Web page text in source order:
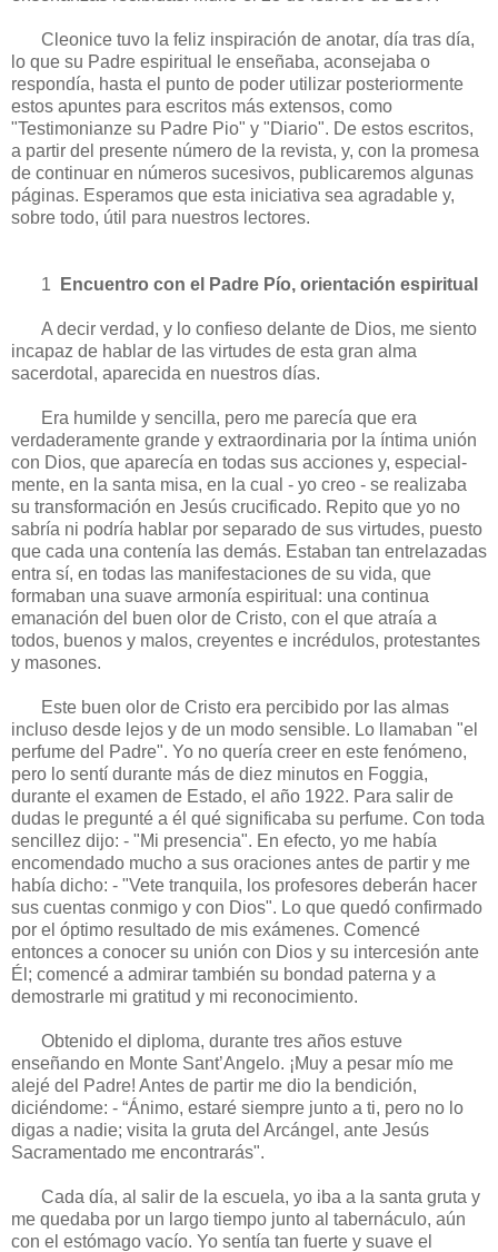
Cleonice tuvo la feliz inspiración de anotar, día tras día,
lo que su Padre espiritual le enseña­ba, aconsejaba o
respondía, hasta el punto de poder utilizar posteriormente
estos apuntes para escritos más extensos, como
"Testimonianze su Pa­dre Pio" y "Diario". De estos escritos,
a partir del presente número de la revista, y, con la promesa
de continuar en números sucesivos, publicaremos algunas
páginas. Esperamos que esta iniciativa sea agradable y,
sobre todo, útil para nuestros lectores.
1 Encuentro con el Padre Pío, orientación espiritual
A decir verdad, y lo confieso delante de Dios, me siento
incapaz de hablar de las virtudes de esta gran alma
sacerdotal, aparecida en nuestros días.
Era humilde y sencilla, pero me parecía que era
verdaderamente grande y extraordinaria por la íntima unión
con Dios, que aparecía en todas sus acciones y, especial­
mente, en la santa misa, en la cual ‑ yo creo ‑ se realizaba
su transformación en Jesús crucificado. Repito que yo no
sabría ni podría hablar por separado de sus virtudes, puesto
que cada una contenía las demás. Estaban tan entrelazadas
entra sí, en todas las mani­festaciones de su vida, que
formaban una suave armonía espiritual: una continua
emanación del buen olor de Cristo, con el que atraía a
todos, buenos y malos, creyentes e incrédulos, protestantes
y masones.
Este buen olor de Cristo era percibido por las almas
incluso desde lejos y de un modo sensible. Lo llamaban "el
perfume del Padre". Yo no quería creer en este fenóme­no,
pero lo sentí durante más de diez minu­tos en Foggia,
durante el examen de Estado, el año 1922. Para salir de
dudas le pregunté a él qué significaba su perfume. Con toda
sencillez dijo: - "Mi presencia". En efecto, yo me había
encomendado mucho a sus ora­ciones antes de partir y me
había dicho: - "Vete tranquila, los profesores deberán hacer
sus cuentas conmigo y con Dios". Lo que quedó confirmado
por el óptimo resultado de mis exámenes. Comencé
entonces a conocer su unión con Dios y su intercesión ante
Él; comencé a admirar también su bondad pa­terna y a
demostrarle mi gratitud y mi reconocimiento.
Obtenido el diploma, durante tres años estuve
enseñando en Monte Sant’Angelo. ¡Muy a pesar mío me
alejé del Padre! Antes de partir me dio la bendición,
diciéndome: - “Ánimo, estaré siempre junto a ti, pero no lo
digas a nadie; visita la gruta del Arcángel, ante Jesús
Sacramentado me encontrarás".
Cada día, al salir de la escuela, yo iba a la santa gruta y
me quedaba por un largo tiempo junto al tabernáculo, aún
con el estómago vacío. Yo sentía tan fuerte y suave el